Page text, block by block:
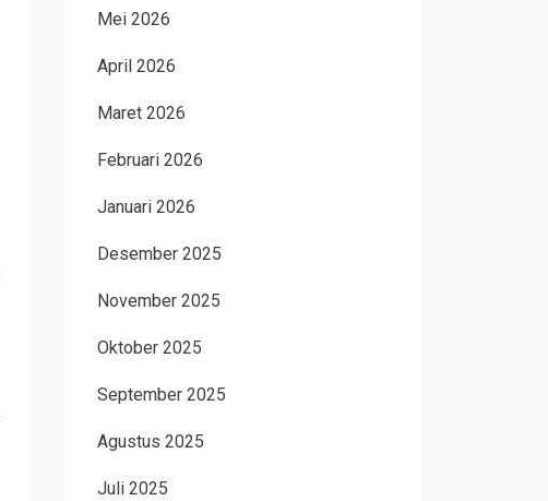
Mei 2026
April 2026
Maret 2026
Februari 2026
Januari 2026
Desember 2025
November 2025
Oktober 2025
September 2025
Agustus 2025
Juli 2025